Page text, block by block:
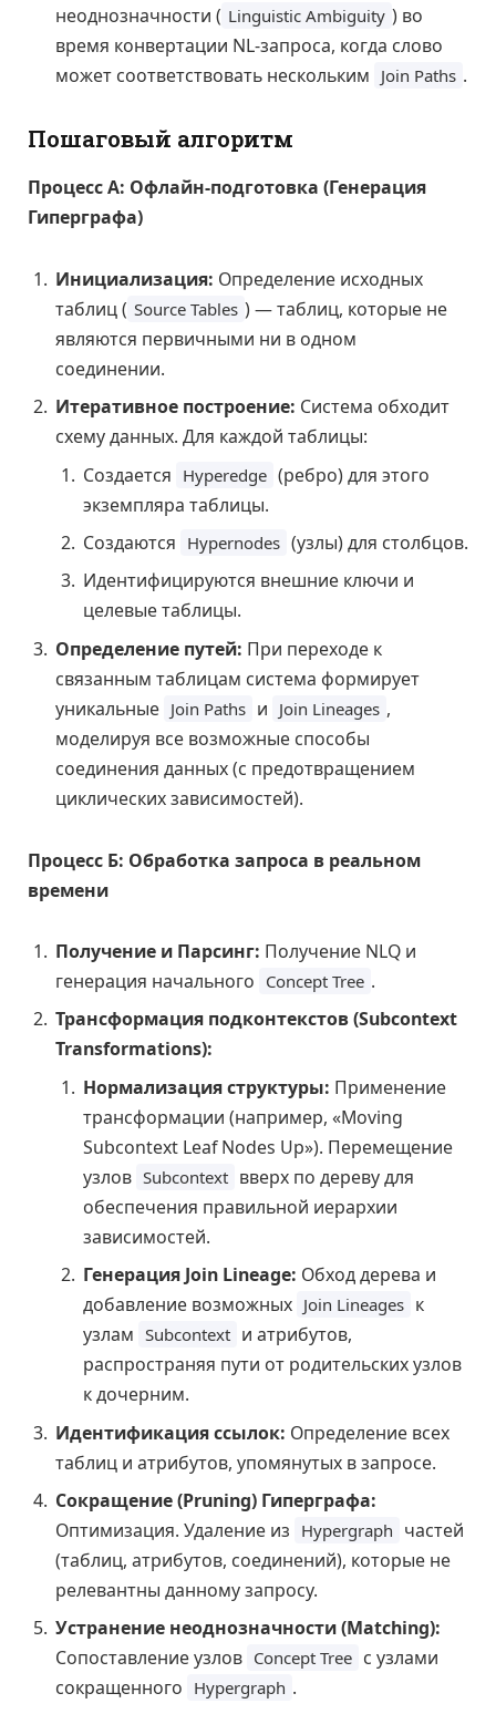
неоднозначности ( Linguistic Ambiguity ) во
время конвертации NL-запроса, когда слово
может соответствовать нескольким Join Paths .
Пошаговый алгоритм
Процесс А: Офлайн-подготовка (Генерация
Гиперграфа)
Инициализация: Определение исходных
таблиц ( Source Tables ) — таблиц, которые не
являются первичными ни в одном
соединении.
Итеративное построение: Система обходит
схему данных. Для каждой таблицы:
Создается Hyperedge (ребро) для этого
экземпляра таблицы.
Создаются Hypernodes (узлы) для столбцов.
Идентифицируются внешние ключи и
целевые таблицы.
Определение путей: При переходе к
связанным таблицам система формирует
уникальные Join Paths и Join Lineages ,
моделируя все возможные способы
соединения данных (с предотвращением
циклических зависимостей).
Процесс Б: Обработка запроса в реальном
времени
Получение и Парсинг: Получение NLQ и
генерация начального Concept Tree .
Трансформация подконтекстов (Subcontext
Transformations):
Нормализация структуры: Применение
трансформации (например, «Moving
Subcontext Leaf Nodes Up»). Перемещение
узлов Subcontext вверх по дереву для
обеспечения правильной иерархии
зависимостей.
Генерация Join Lineage: Обход дерева и
добавление возможных Join Lineages к
узлам Subcontext и атрибутов,
распространяя пути от родительских узлов
к дочерним.
Идентификация ссылок: Определение всех
таблиц и атрибутов, упомянутых в запросе.
Сокращение (Pruning) Гиперграфа:
Оптимизация. Удаление из Hypergraph частей
(таблиц, атрибутов, соединений), которые не
релевантны данному запросу.
Устранение неоднозначности (Matching):
Сопоставление узлов Concept Tree с узлами
сокращенного Hypergraph .